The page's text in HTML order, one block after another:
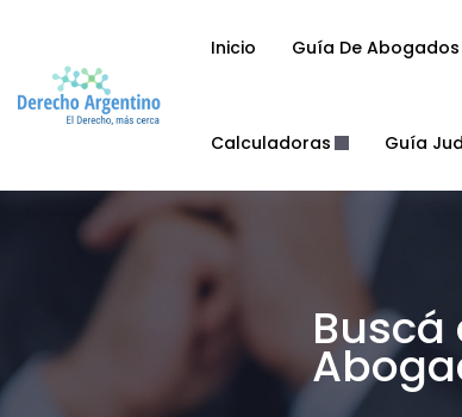
Inicio Guía De Abogados
Calculadoras Guía